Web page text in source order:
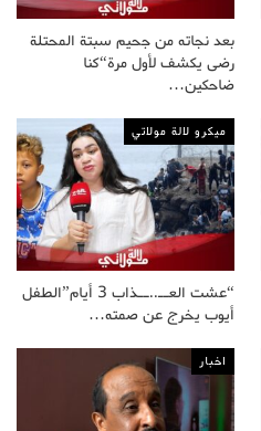
بعد نجاته من جحيم سبتة المحتلة
رضى يكشف لأول مرة“كنا
ضاحكين…
ميكرو لالة مولاتي
“عشت العــ..ــذاب 3 أيام”الطفل
أيوب يخرج عن صمته…
اخبار